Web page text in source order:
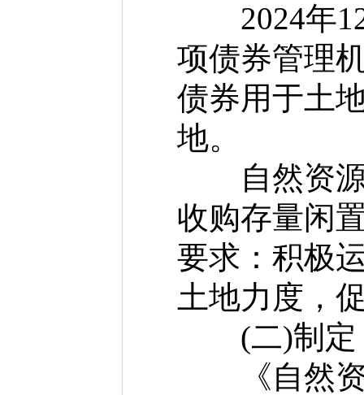
2024年12
项债券管理
债券用于土
地。
自然资源
收购存量闲
要求：积极
土地力度，
(二)制定
《自然资